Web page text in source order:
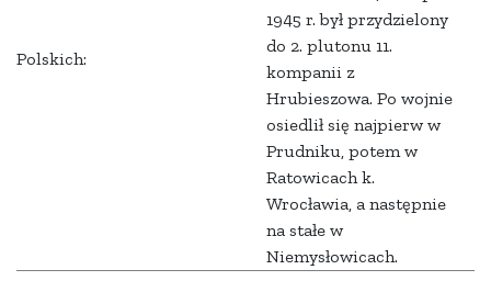
Polskich:
1945 r. był przydzielony
do 2. plutonu 11.
kompanii z
Hrubieszowa. Po wojnie
osiedlił się najpierw w
Prudniku, potem w
Ratowicach k.
Wrocławia, a następnie
na stałe w
Niemysłowicach.